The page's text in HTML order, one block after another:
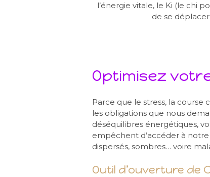
l’énergie vitale, le Ki (le chi
de se
Optimisez
Parce que le stress, la course
les obligations que nous
déséquilibres énergétiques,
empêchent d’accéder à
dispersés, sombres… voire
Outil d’ouverture de